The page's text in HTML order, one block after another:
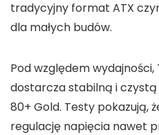
tradycyjny format ATX
dla małych budów.
Pod względem wydajności,
dostarcza stabilną i
80+ Gold. Testy pokazują,
regulację napięcia nawet